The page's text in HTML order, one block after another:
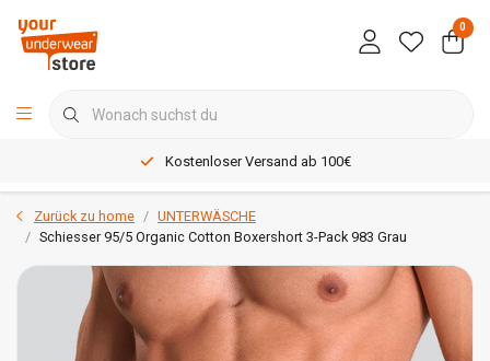
0
Kostenloser Versand ab 100€
Zurück zu home
UNTERWÄSCHE
Schiesser 95/5 Organic Cotton Boxershort 3-Pack 983 Grau